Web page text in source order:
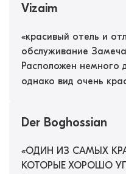
Vizaim
«красивый отель и
обслуживание
Расположен немного
однако вид очень
Der Boghossian
«ОДИН ИЗ САМЫХ
КОТОРЫЕ ХОРОШО